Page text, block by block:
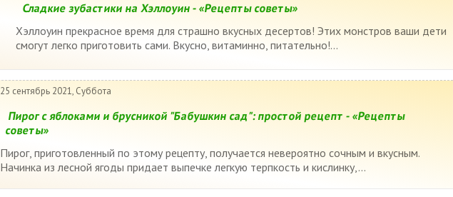
Сладкие зубастики на Хэллоуин - «Рецепты советы»
Хэллоуин прекрасное время для страшно вкусных десертов! Этих монстров ваши дети
смогут легко приготовить сами. Вкусно, витаминно, питательно!...
25 сентябрь 2021, Суббота
Пирог с яблоками и брусникой "Бабушкин сад": простой рецепт - «Рецепты
советы»
Пирог, приготовленный по этому рецепту, получается невероятно сочным и вкусным.
Начинка из лесной ягоды придает выпечке легкую терпкость и кислинку,...